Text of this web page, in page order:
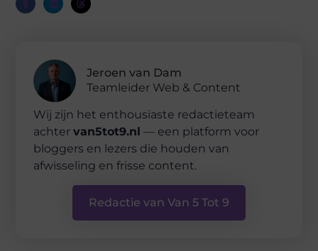
Jeroen van Dam
Teamleider Web & Content
Wij zijn het enthousiaste redactieteam
achtervan5tot9.nl — een platform voor
bloggers en lezers die houden van
afwisseling en frisse content.
Redactie van Van 5 Tot 9